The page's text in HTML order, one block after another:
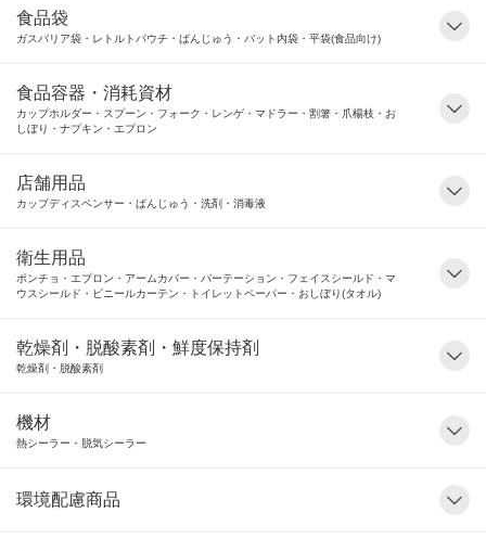
食品袋
ガスバリア袋・レトルトパウチ・ばんじゅう・バット内袋・平袋(食品向け)
食品容器・消耗資材
カップホルダー・スプーン・フォーク・レンゲ・マドラー・割箸・爪楊枝・お
しぼり・ナプキン・エプロン
店舗用品
カップディスペンサー・ばんじゅう・洗剤・消毒液
衛生用品
ポンチョ・エプロン・アームカバー・パーテーション・フェイスシールド・マ
ウスシールド・ビニールカーテン・トイレットペーパー・おしぼり(タオル)
乾燥剤・脱酸素剤・鮮度保持剤
乾燥剤・脱酸素剤
機材
熱シーラー・脱気シーラー
環境配慮商品